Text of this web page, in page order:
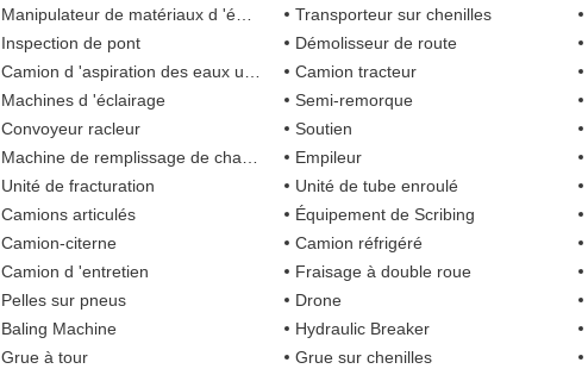
Manipulateur de matériaux d 'équilibre Transporteur sur chenilles
Inspection de pont Démolisseur de route
Camion d 'aspiration des eaux usées Camion tracteur
Machines d 'éclairage Semi-remorque
Convoyeur racleur Soutien
Machine de remplissage de chaussée Empileur
Unité de fracturation Unité de tube enroulé
Camions articulés Équipement de Scribing
Camion-citerne Camion réfrigéré
Camion d 'entretien Fraisage à double roue
Pelles sur pneus Drone
Baling Machine Hydraulic Breaker
Grue à tour Grue sur chenilles